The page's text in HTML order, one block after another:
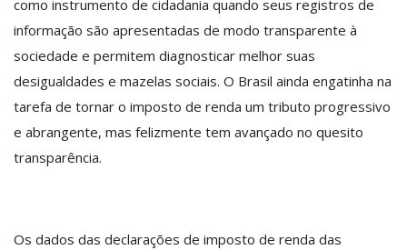
como instrumento de cidadania quando seus registros de
informação são apresentadas de modo transparente à
sociedade e permitem diagnosticar melhor suas
desigualdades e mazelas sociais. O Brasil ainda engatinha na
tarefa de tornar o imposto de renda um tributo progressivo
e abrangente, mas felizmente tem avançado no quesito
transparência.
Os dados das declarações de imposto de renda das